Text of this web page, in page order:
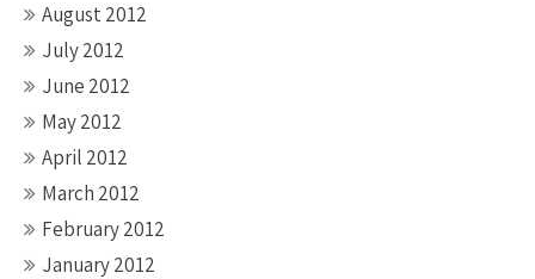
August 2012
July 2012
June 2012
May 2012
April 2012
March 2012
February 2012
January 2012